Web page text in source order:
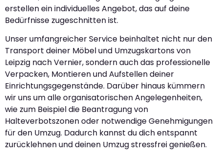
erstellen ein individuelles Angebot, das auf deine
Bedürfnisse zugeschnitten ist.
Unser umfangreicher Service beinhaltet nicht nur den
Transport deiner Möbel und Umzugskartons von
Leipzig nach Vernier, sondern auch das professionelle
Verpacken, Montieren und Aufstellen deiner
Einrichtungsgegenstände. Darüber hinaus kümmern
wir uns um alle organisatorischen Angelegenheiten,
wie zum Beispiel die Beantragung von
Halteverbotszonen oder notwendige Genehmigungen
für den Umzug. Dadurch kannst du dich entspannt
zurücklehnen und deinen Umzug stressfrei genießen.